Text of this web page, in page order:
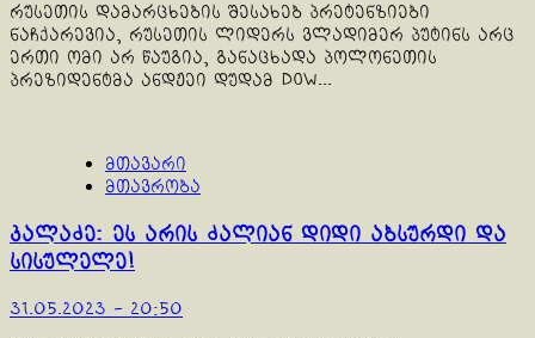
რუსეთის დამარცხების შესახებ პრეტენზიები
ნაჩქარევია, რუსეთის ლიდერს ვლადიმერ პუტინს არც
ერთი ომი არ წაუგია, განაცხადა პოლონეთის
პრეზიდენტმა ანდჟეი დუდამ Dow...
მთავარი
მთავრობა
კალაძე: ეს არის ძალიან დიდი აბსურდი და
სისულელე!
31.05.2023 - 20:50